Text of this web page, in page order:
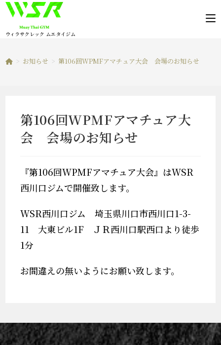
コ
ウィラサクレック ムエタイジム
> お知らせ > 第106回WPMFアマチュア大会 会場のお知らせ
第106回WPMFアマチュア大
会 会場のお知らせ
『第106回WPMFアマチュア大会』はWSR
西川口ジムで開催致します。
WSR西川口ジム 埼玉県川口市西川口1-3-
11 大東ビル1F ＪＲ西川口駅西口より徒歩
1分
お間違えの無いようにお願い致します。